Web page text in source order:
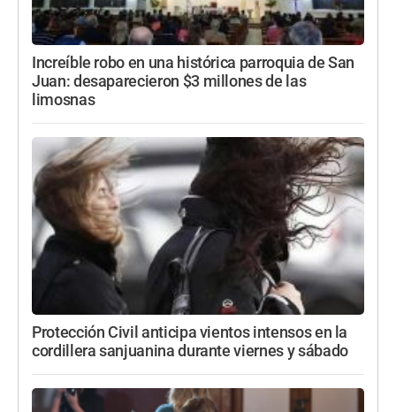
Increíble robo en una histórica parroquia de San
Juan: desaparecieron $3 millones de las
limosnas
Protección Civil anticipa vientos intensos en la
cordillera sanjuanina durante viernes y sábado